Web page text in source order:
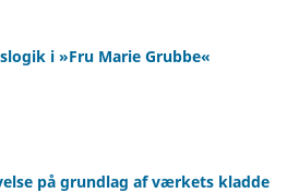
i »Fru Marie Grubbe«
på grundlag af værkets kladde